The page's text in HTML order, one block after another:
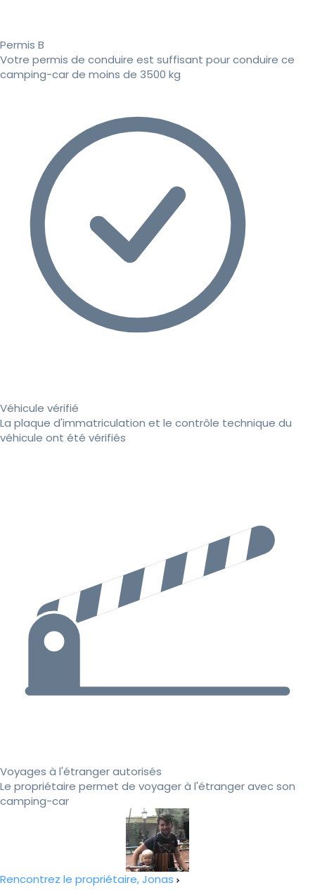
Permis B
Votre permis de conduire est suffisant pour conduire ce
camping-car de moins de 3500 kg
Véhicule vérifié
La plaque d'immatriculation et le contrôle technique du
véhicule ont été vérifiés
Voyages à l'étranger autorisés
Le propriétaire permet de voyager à l'étranger avec son
camping-car
Rencontrez le propriétaire, Jonas